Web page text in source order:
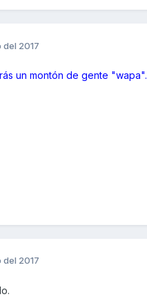
del 2017
un montón de gente "wapa".
del 2017